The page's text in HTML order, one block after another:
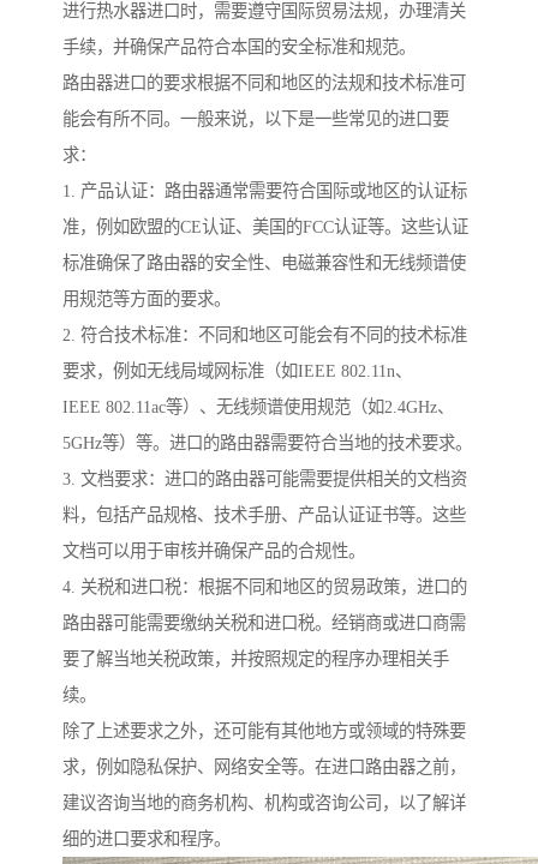
进行热水器进口时，需要遵守国际贸易法规，办理清关
手续，并确保产品符合本国的安全标准和规范。
路由器进口的要求根据不同和地区的法规和技术标准可
能会有所不同。一般来说，以下是一些常见的进口要
求：
1. 产品认证：路由器通常需要符合国际或地区的认证标
准，例如欧盟的CE认证、美国的FCC认证等。这些认证
标准确保了路由器的安全性、电磁兼容性和无线频谱使
用规范等方面的要求。
2. 符合技术标准：不同和地区可能会有不同的技术标准
要求，例如无线局域网标准（如IEEE 802.11n、
IEEE 802.11ac等）、无线频谱使用规范（如2.4GHz、
5GHz等）等。进口的路由器需要符合当地的技术要求。
3. 文档要求：进口的路由器可能需要提供相关的文档资
料，包括产品规格、技术手册、产品认证证书等。这些
文档可以用于审核并确保产品的合规性。
4. 关税和进口税：根据不同和地区的贸易政策，进口的
路由器可能需要缴纳关税和进口税。经销商或进口商需
要了解当地关税政策，并按照规定的程序办理相关手
续。
除了上述要求之外，还可能有其他地方或领域的特殊要
求，例如隐私保护、网络安全等。在进口路由器之前，
建议咨询当地的商务机构、机构或咨询公司，以了解详
细的进口要求和程序。